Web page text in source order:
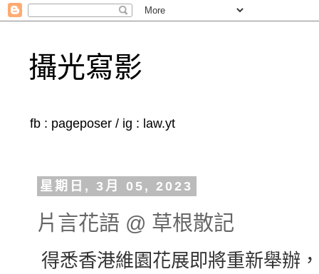
攝光寫影
fb : pageposer / ig : law.yt
星期日, 3月 05, 2023
片言花語 @ 草根散記
得悉香港維園花展即將重新舉辦